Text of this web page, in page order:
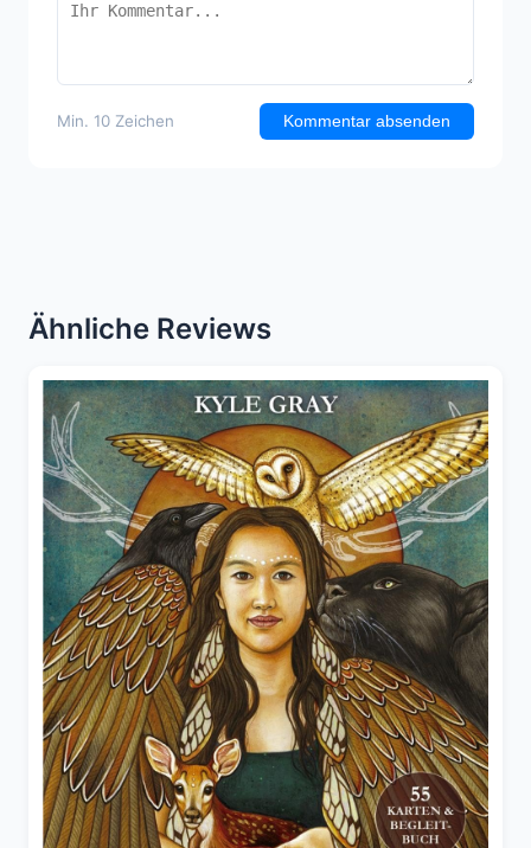
Min. 10 Zeichen Kommentar absenden
Ähnliche Reviews